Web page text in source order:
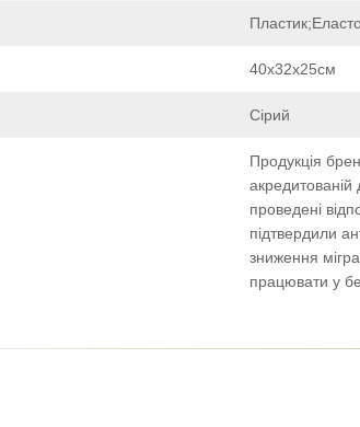
40х32х25см
Сірий
Продукція
акредитованій
проведені
підтвердили
зниження
працювати у